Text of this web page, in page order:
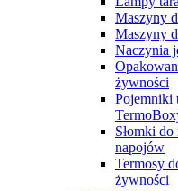
Maszyny
Maszyny
Naczynia
żywności
Pojemniki
Słomki
napojów
Termosy
żywności